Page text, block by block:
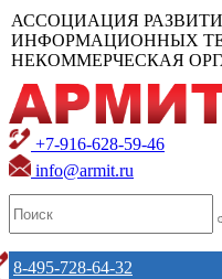
АССОЦИАЦИЯ
ИНФОРМАЦИОННЫХ
НЕКОММЕРЧЕСКАЯ
+7-916-628-59-46
info@armit.ru
8-495-728-64-32